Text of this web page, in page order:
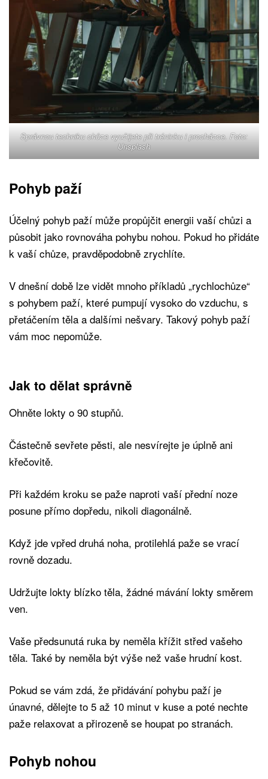
Správnou techniku chůze využijete při tréninku i procházce. Foto:
Unsplash
Pohyb paží
Účelný pohyb paží může propůjčit energii vaší chůzi a
působit jako rovnováha pohybu nohou. Pokud ho přidáte
k vaší chůze, pravděpodobně zrychlíte.
V dnešní době lze vidět mnoho příkladů „rychlochůze“
s pohybem paží, které pumpují vysoko do vzduchu, s
přetáčením těla a dalšími nešvary. Takový pohyb paží
vám moc nepomůže.
Jak to dělat správně
Ohněte lokty o 90 stupňů.
Částečně sevřete pěsti, ale nesvírejte je úplně ani
křečovitě.
Při každém kroku se paže naproti vaší přední noze
posune přímo dopředu, nikoli diagonálně.
Když jde vpřed druhá noha, protilehlá paže se vrací
rovně dozadu.
Udržujte lokty blízko těla, žádné mávání lokty směrem
ven.
Vaše předsunutá ruka by neměla křížit střed vašeho
těla. Také by neměla být výše než vaše hrudní kost.
Pokud se vám zdá, že přidávání pohybu paží je
únavné, dělejte to 5 až 10 minut v kuse a poté nechte
paže relaxovat a přirozeně se houpat po stranách.
Pohyb nohou